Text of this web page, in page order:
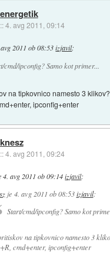
energetik
::4. avg 2011, 09:14
2011 ob 08:53 izjavil:
cmd/ipconfig? Samo kot primer...
na tipkovnico namesto 3 klikov?
ipconfig+enter
knesz
::4. avg 2011, 09:24
4. avg 2011 ob 09:14 izjavil:
je 4. avg 2011 ob 08:53 izjavil:
Start/cmd/ipconfig? Samo kot
na tipkovnico namesto 3
cmd+enter, ipconfig+enter